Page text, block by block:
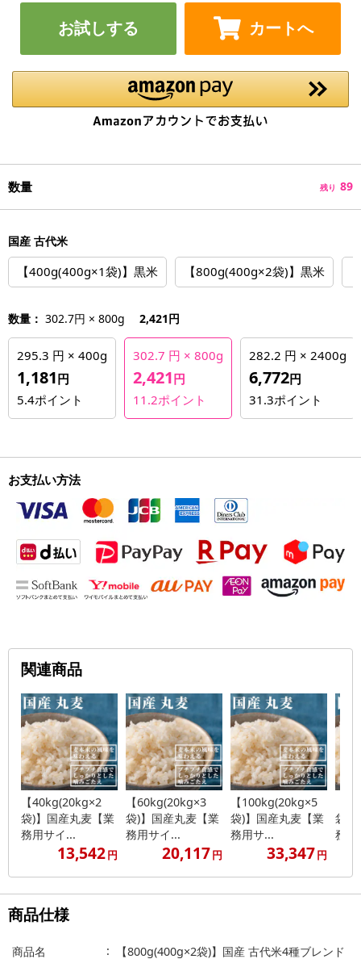
お試しする カートへ
数量 残り 89
国産 古代米
【400g(400g×1袋)】黒米 【800g(400g×2袋)】黒米
数量： 302.7円 × 800g 2,421円
295.3 円 × 400g
1,181円
5.4ポイント
302.7 円 × 800g
2,421円
11.2ポイント
282.2 円 × 2400g
6,772円
31.3ポイント
お支払い方法
関連商品
【40kg(20kg×2
袋)】国産丸麦【業
務用サイ...
13,542円
【60kg(20kg×3
袋)】国産丸麦【業
務用サイ...
20,117円
【100kg(20kg×5
袋)】国産丸麦【業
務用サ...
33,347円
袋)
務用
商品仕様
商品名 【800g(400g×2袋)】国産 古代米4種ブレンド